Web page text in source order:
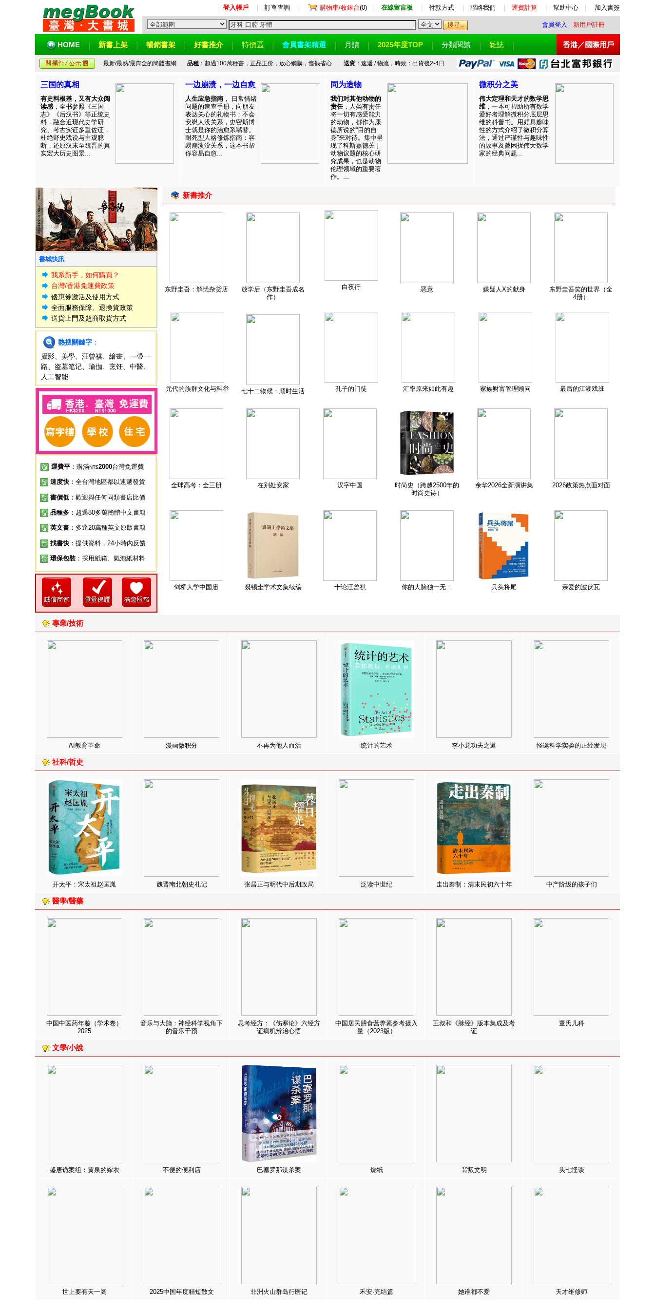
登入帳戶 訂單查詢 購物車/收銀台(0) 在線留言板 付款方式 聯絡我們 運費計算 幫助中心 加入書簽
會員登入 新用戶註冊
HOME 新書上架 暢銷書架 好書推介 特價區 會員書架精選 月讀 2025年度TOP 分類閱讀 雜誌 香港／國際用戶
最新/最熱/最齊全的簡體書網 品種：超過100萬種書，正品正价，放心網購，悭钱省心 送貨：速遞 / 物流，時效：出貨後2-4日
三国的真相
有史料根基，又有大众阅
读感 ，全书参照《三国
志》《后汉书》等正统史
料，融合近现代史学研
究、考古实证多重佐证，
杜绝野史戏说与主观臆
断，还原汉末至魏晋的真
实宏大历史图景...
一边崩溃，一边自愈
人生应急指南 ， 日常情绪
问题的速查手册，向朋友
表达关心的礼物书：不会
安慰人没关系，史密斯博
士就是你的治愈系嘴替。
耐死型人格修炼指南：容
易崩溃没关系，这本书帮
你容易自愈...
同为造物
我们对其他动物的
责任，人类有责任
将一切有感受能力
的动物，都作为康
德所说的“目的自
身”来对待。集中呈
现了科斯嘉德关于
动物议题的核心研
究成果，也是动物
伦理领域的重要著
作。...
微积分之美
伟大定理和天才的数学思
维 ，一本可帮助所有数学
爱好者理解微积分底层思
维的科普书。用颇具趣味
性的方式介绍了微积分算
法，通过严谨性与趣味性
的故事及曾困扰伟大数学
家的经典问题...
書城快訊
我系新手，如何購買？
台灣/香港免運費政策
優惠券激活及使用方式
全面服務保障、退換貨政策
送貨上門及超商取貨方式
熱搜關鍵字 ：
攝影
美學 汪曾祺 繪畫
一帶一
路
盗墓笔记 瑜伽 烹饪 中醫
人工智能
運費平 ：購滿NT$2000台灣免運費
速度快 ：全台灣地區都以速遞發貨
書價低 ：歡迎與任何同類書店比價
品種多 ：超過80多萬簡體中文書籍
英文書 ：多達20萬種英文原版書籍
找書快 ：提供資料，24小時內反饋
環保包裝 ：採用紙箱、氣泡紙材料
新書推介
东野圭吾：解忧杂货店
放学后（东野圭吾成名
作）
白夜行 恶意 嫌疑人X的献身
东野圭吾笑的世界（全
4册）
元代的族群文化与科举 七十二物候：顺时生活 孔子的门徒 汇率原来如此有趣 家族财富管理顾问 最后的江湖戏班
全球高考：全三册 在别处安家 汉字中国
时尚史（跨越2500年的
时尚史诗）
余华2026全新演讲集 2026政策热点面对面
剑桥大学中国庙 裘锡圭学术文集续编 十论汪曾祺 你的大脑独一无二 兵头将尾 亲爱的波伏瓦
專業/技術
AI教育革命 漫画微积分 不再为他人而活 统计的艺术 李小龙功夫之道 怪诞科学实验的正经发现
社科/哲史
开太平：宋太祖赵匡胤 魏晋南北朝史札记 张居正与明代中后期政局 泛读中世纪 走出秦制：清末民初六十年 中产阶级的孩子们
醫學/醫藥
中国中医药年鉴（学术卷）
2025
音乐与大脑：神经科学视角下
的音乐干预
思考经方：《伤寒论》六经方
证病机辨治心悟
中国居民膳食营养素参考摄入
量（2023版）
王叔和《脉经》版本集成及考
证
董氏儿科
文學/小說
盛唐诡案组：黄泉的嫁衣 不便的便利店 巴塞罗那谋杀案 烧纸 背叛文明 头七怪谈
世上要有天一阁 2025中国年度精短散文 非洲火山群岛行医记 禾安·完结篇 她谁都不爱 天才维修师